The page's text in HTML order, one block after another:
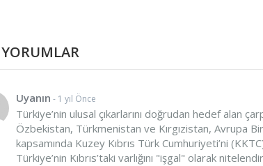
YORUMLAR
Uyanın - 1 yıl Önce
Türkiye’nin ulusal çıkarlarını doğrudan hedef alan
Özbekistan, Türkmenistan ve Kırgızistan, Avrupa
kapsamında Kuzey Kıbrıs Türk Cumhuriyeti’ni
Türkiye’nin Kıbrıs’taki varlığını "işgal" olarak